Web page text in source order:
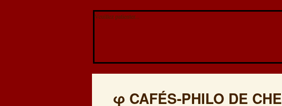
Veuillez patienter...
φ CAFÉS-PHILO DE